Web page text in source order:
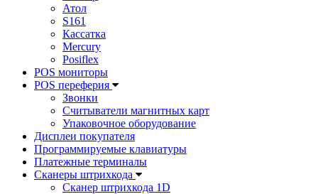
Атол
S161
Кассатка
Mercury
Posiflex
POS мониторы
POS переферия
Звонки
Считыватели магнитных карт
Упаковочное оборудование
Дисплеи покупателя
Программируемые клавиатуры
Платежные терминалы
Сканеры штрихкода
Сканер штрихкода 1D